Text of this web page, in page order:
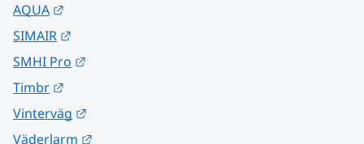
AQUA
SIMAIR
SMHI Pro
Timbr
Vinterväg
Väderlarm